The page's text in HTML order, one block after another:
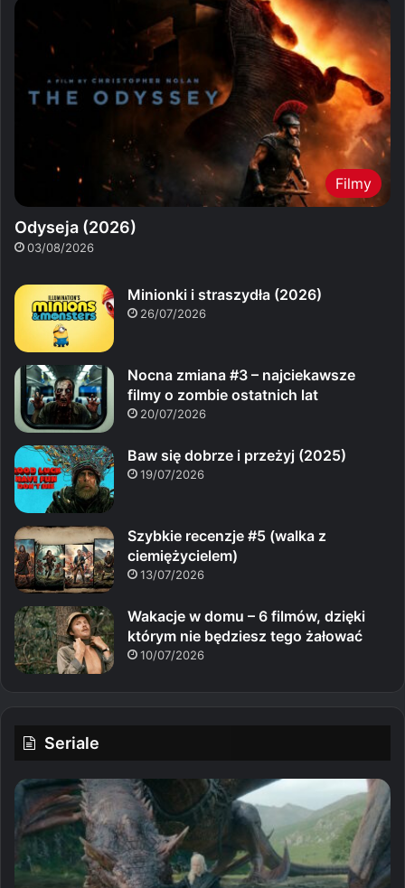
Filmy
Odyseja (2026)
03/08/2026
Minionki i straszydła (2026)
26/07/2026
Nocna zmiana #3 – najciekawsze
filmy o zombie ostatnich lat
20/07/2026
Baw się dobrze i przeżyj (2025)
19/07/2026
Szybkie recenzje #5 (walka z
ciemiężycielem)
13/07/2026
Wakacje w domu – 6 filmów, dzięki
którym nie będziesz tego żałować
10/07/2026
Seriale